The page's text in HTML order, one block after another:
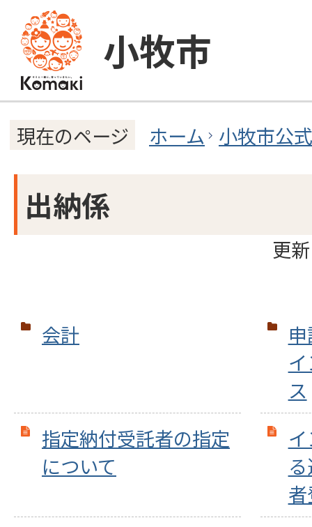
小牧市
現在のページ ホーム 小牧市公
出納係
更
会計
ス
指定納付受託者の指定
について